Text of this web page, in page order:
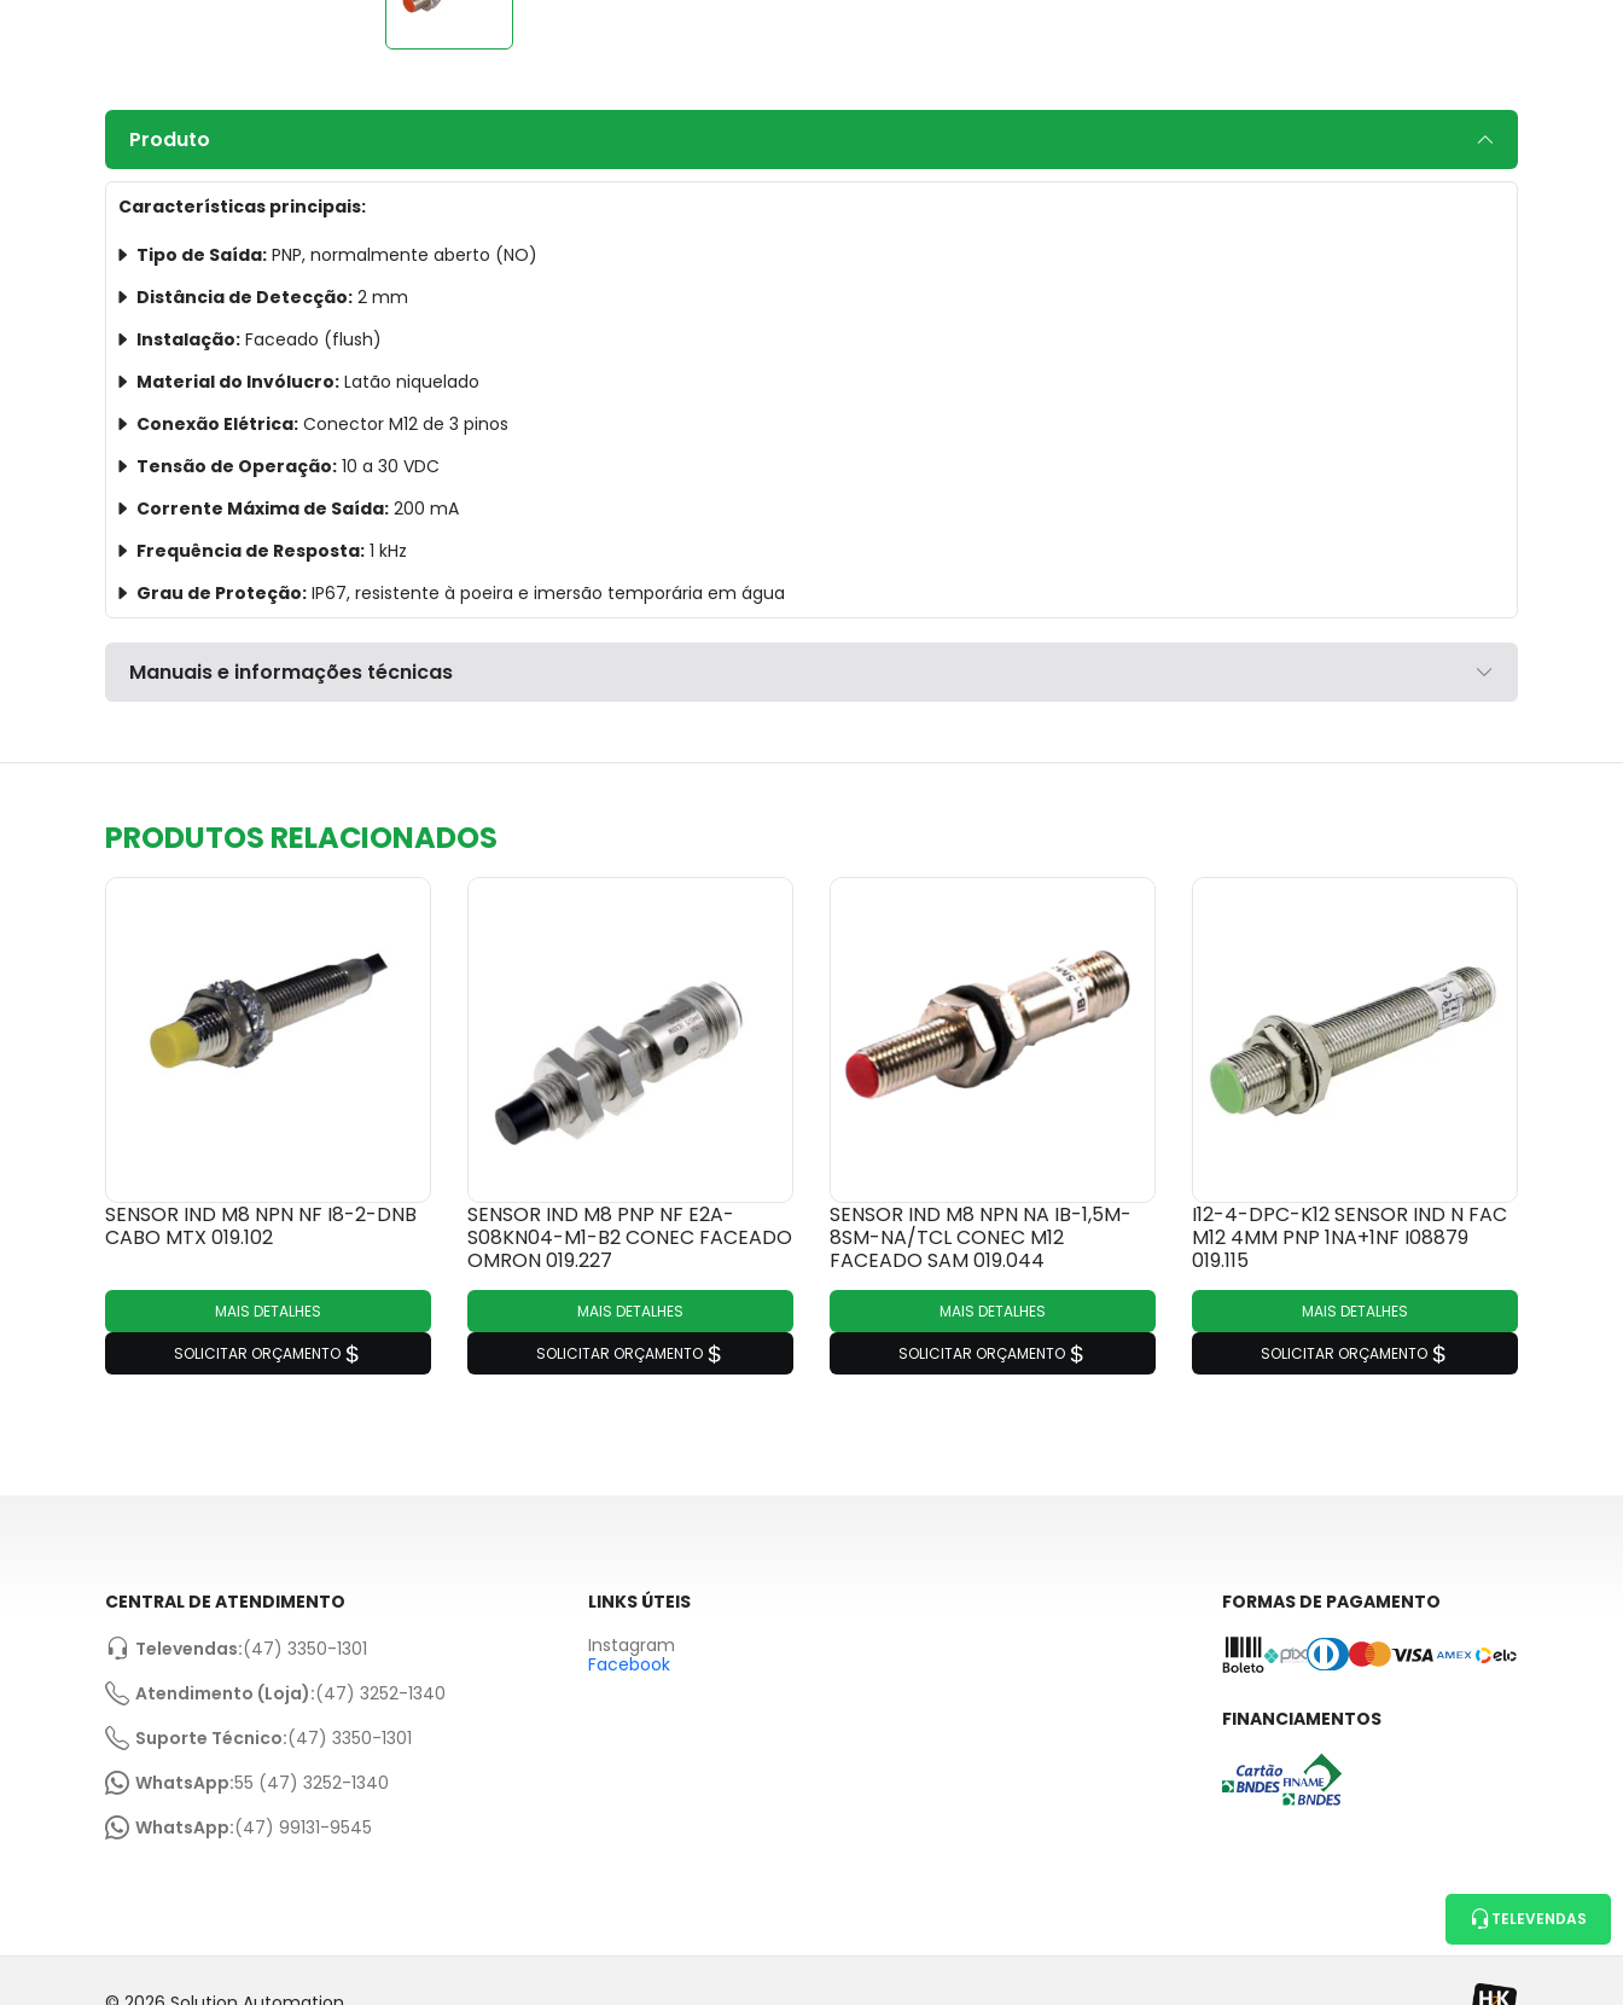
Produto
Características principais:
Tipo de Saída: PNP, normalmente aberto (NO)
Distância de Detecção: 2 mm
Instalação: Faceado (flush)
Material do Invólucro: Latão niquelado
Conexão Elétrica: Conector M12 de 3 pinos
Tensão de Operação: 10 a 30 VDC
Corrente Máxima de Saída: 200 mA
Frequência de Resposta: 1 kHz
Grau de Proteção: IP67, resistente à poeira e imersão temporária em água
Manuais e informações técnicas
PRODUTOS RELACIONADOS
SENSOR IND M8 NPN NF I8-2-DNB
CABO MTX 019.102
MAIS DETALHES
SOLICITAR ORÇAMENTO
SENSOR IND M8 PNP NF E2A-
S08KN04-M1-B2 CONEC FACEADO
OMRON 019.227
MAIS DETALHES
SOLICITAR ORÇAMENTO
SENSOR IND M8 NPN NA IB-1,5M-
8SM-NA/TCL CONEC M12
FACEADO SAM 019.044
MAIS DETALHES
SOLICITAR ORÇAMENTO
I12-4-DPC-K12 SENSOR IND N FAC
M12 4MM PNP 1NA+1NF I08879
019.115
MAIS DETALHES
SOLICITAR ORÇAMENTO
CENTRAL DE ATENDIMENTO
Televendas:(47) 3350-1301
Atendimento (Loja):(47) 3252-1340
Suporte Técnico:(47) 3350-1301
WhatsApp:55 (47) 3252-1340
WhatsApp:(47) 99131-9545
LINKS ÚTEIS
Instagram
Facebook
FORMAS DE PAGAMENTO
FINANCIAMENTOS
TELEVENDAS